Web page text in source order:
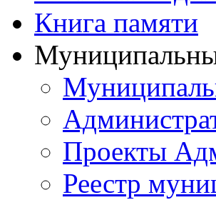
Книга памяти
Проекты
Реестр